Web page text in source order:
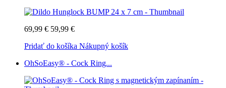
69,99 € 59,99 €
Pridať do košíka Nákupný košík
OhSoEasy® - Cock Ring...